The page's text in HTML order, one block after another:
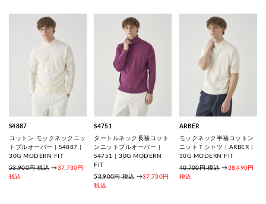
S4887
コットン モックネックニッ
トプルオーバー | S4887 |
30G MODERN FIT
53,900円 税込 →37,730円
税込
S4751
タートルネック長袖コット
ンニットプルオーバー |
S4751 | 30G MODERN
FIT
53,900円 税込→37,730円
税込
ARBER
モックネック半袖コットン
ニットＴシャツ | ARBER |
30G MODERN FIT
40,700円 税込→28,490円
税込